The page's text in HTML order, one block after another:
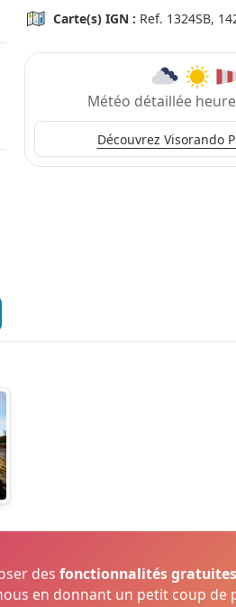
Carte(s) IGN : Ref. 1324SB,
Météo détaillée
Découvrez Visorando
desfonctionnalités
en donnant un petit coup de